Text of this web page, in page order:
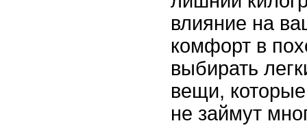
влияние на
комфорт в
выбирать
вещи,
не займут